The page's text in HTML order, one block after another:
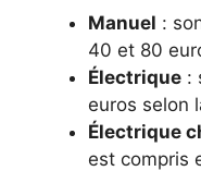
Manuel :
40 et 80
Électrique :
euros selon
Électrique
est compris